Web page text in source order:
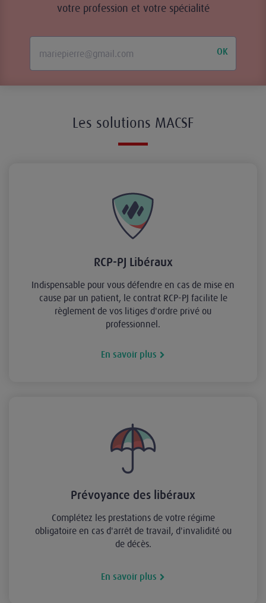
votre profession et votre spécialité
OK
Les solutions MACSF
RCP-PJ Libéraux
Indispensable pour vous défendre en cas de mise en
cause par un patient, le contrat RCP-PJ facilite le
règlement de vos litiges d'ordre privé ou
professionnel.
En savoir plus
Prévoyance des libéraux
Complétez les prestations de votre régime
obligatoire en cas d'arrêt de travail, d'invalidité ou
de décès.
En savoir plus